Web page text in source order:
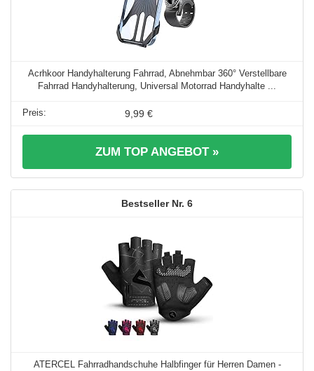
Acrhkoor Handyhalterung Fahrrad, Abnehmbar 360° Verstellbare
Fahrrad Handyhalterung, Universal Motorrad Handyhalte ...
9,99 €
ZUM TOP ANGEBOT »
6
ATERCEL Fahrradhandschuhe Halbfinger für Herren Damen -